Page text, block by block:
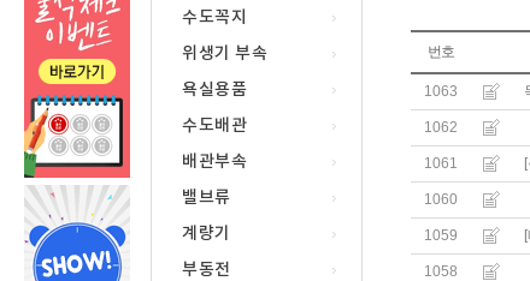
수도꼭지
위생기 부속
욕실용품
수도배관
배관부속
밸브류
계량기
부동전
번호
1063
1062
1061
1060
1059
1058